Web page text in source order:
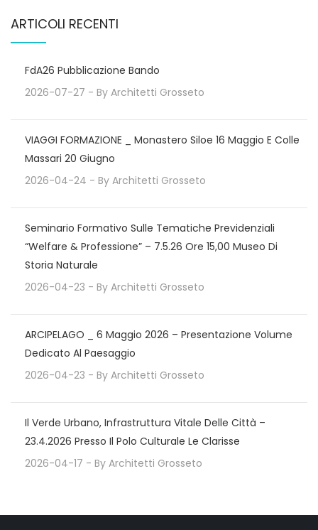
ARTICOLI RECENTI
FdA26 Pubblicazione Bando
2026-07-27 - By Architetti Grosseto
VIAGGI FORMAZIONE _ Monastero Siloe 16 Maggio E Colle
Massari 20 Giugno
2026-04-24 - By Architetti Grosseto
Seminario Formativo Sulle Tematiche Previdenziali
“Welfare & Professione” – 7.5.26 Ore 15,00 Museo Di
Storia Naturale
2026-04-23 - By Architetti Grosseto
ARCIPELAGO _ 6 Maggio 2026 – Presentazione Volume
Dedicato Al Paesaggio
2026-04-23 - By Architetti Grosseto
Il Verde Urbano, Infrastruttura Vitale Delle Città –
23.4.2026 Presso Il Polo Culturale Le Clarisse
2026-04-17 - By Architetti Grosseto